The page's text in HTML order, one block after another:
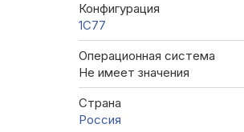
Конфигурация
1C77
Операционная система
Не имеет значения
Страна
Россия